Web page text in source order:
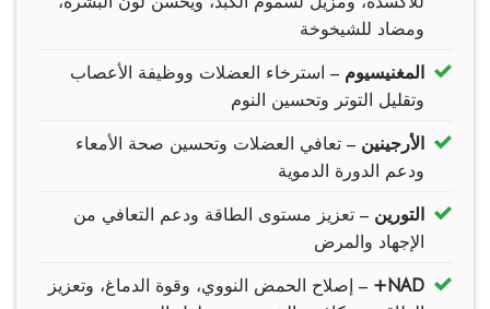
ومضاد للشيخوخة
المغنيسيوم – استرخاء العضلات ووظيفة الأعصاب
وتقليل التوتر وتحسين النوم
الأرجينين – تعافي العضلات وتحسين صحة الأمعاء
ودعم الدورة الدموية
التورين – تعزيز مستوى الطاقة ودعم التعافي من
الإجهاد والمرض
NAD+
– إصلاح الحمض النووي، وقوة الدماغ، وتعزيز